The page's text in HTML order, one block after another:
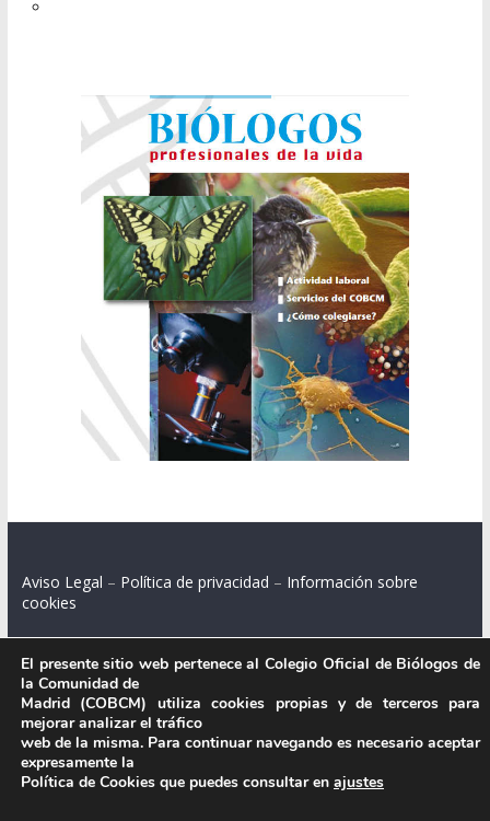
Aviso Legal – Política de privacidad – Información sobre
cookies
Colegio Oficial de Biólogos de la Comunidad de Madrid.
C/ Santa Engracia 108, 2º int.izq. 28003 Madrid.
El presente sitio web pertenece al Colegio Oficial de Biólogos de
la Comunidad de
Madrid (COBCM) utiliza cookies propias y de terceros para
mejorar analizar el tráfico
web de la misma. Para continuar navegando es necesario aceptar
expresamente la
Política de Cookies que puedes consultar en ajustes